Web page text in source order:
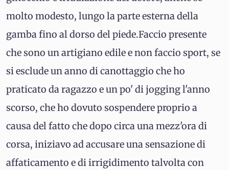
molto modesto, lungo la parte esterna della
gamba fino al dorso del piede.Faccio presente
che sono un artigiano edile e non faccio sport, se
si esclude un anno di canottaggio che ho
praticato da ragazzo e un po' di jogging l'anno
scorso, che ho dovuto sospendere proprio a
causa del fatto che dopo circa una mezz'ora di
corsa, iniziavo ad accusare una sensazione di
affaticamento e di irrigidimento talvolta con